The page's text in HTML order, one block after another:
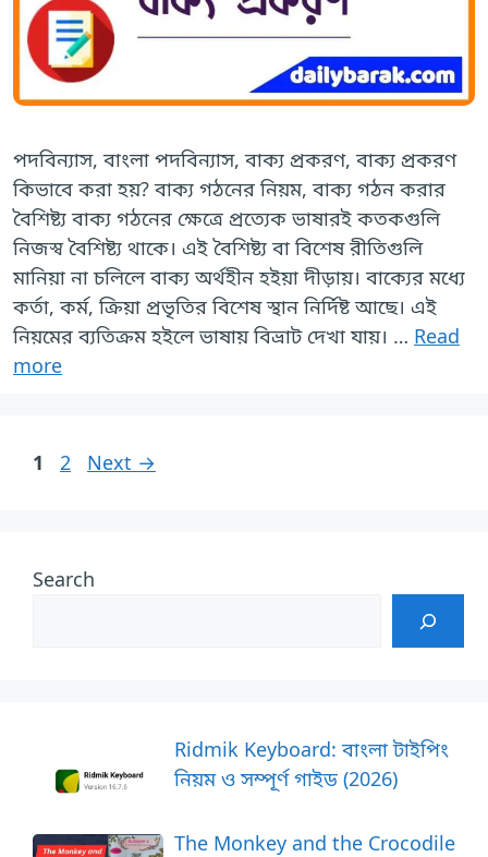
পদবিন্যাস, বাংলা পদবিন্যাস, বাক্য প্রকরণ, বাক্য প্রকরণ
কিভাবে করা হয়? বাক্য গঠনের নিয়ম, বাক্য গঠন করার
বৈশিষ্ট্য বাক্য গঠনের ক্ষেত্রে প্রত্যেক ভাষারই কতকগুলি
নিজস্ব বৈশিষ্ট্য থাকে। এই বৈশিষ্ট্য বা বিশেষ রীতিগুলি
মানিয়া না চলিলে বাক্য অর্থহীন হইয়া দীড়ায়। বাক্যের মধ্যে
কর্তা, কর্ম, ক্রিয়া প্রভৃতির বিশেষ স্থান নির্দিষ্ট আছে। এই
নিয়মের ব্যতিক্রম হইলে ভাষায় বিভ্রাট দেখা যায়। … Read
more
Page
1 Page
2 Next →
Search
Ridmik Keyboard: বাংলা টাইপিং
নিয়ম ও সম্পূর্ণ গাইড (2026)
The Monkey and the Crocodile